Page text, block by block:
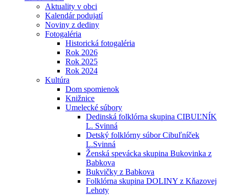
Aktuality v obci
Kalendár podujatí
Noviny z dediny
Fotogaléria
Historická fotogaléria
Rok 2026
Rok 2025
Rok 2024
Kultúra
Dom spomienok
Knižnice
Umelecké súbory
Dedinská folklórna skupina CIBUĽNÍK
L. Svinná
Detský folklórny súbor Cibuľníček
L.Svinná
Ženská spevácka skupina Bukovinka z
Babkova
Bukvičky z Babkova
Folklórna skupina DOLINY z Kňazovej
Lehoty